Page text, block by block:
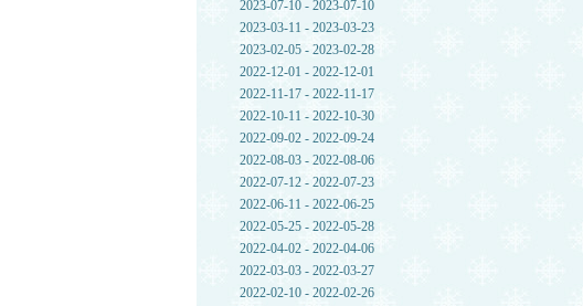
2023-07-10 - 2023-07-10
2023-03-11 - 2023-03-23
2023-02-05 - 2023-02-28
2022-12-01 - 2022-12-01
2022-11-17 - 2022-11-17
2022-10-11 - 2022-10-30
2022-09-02 - 2022-09-24
2022-08-03 - 2022-08-06
2022-07-12 - 2022-07-23
2022-06-11 - 2022-06-25
2022-05-25 - 2022-05-28
2022-04-02 - 2022-04-06
2022-03-03 - 2022-03-27
2022-02-10 - 2022-02-26